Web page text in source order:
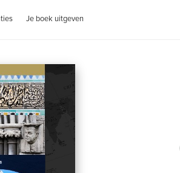
Je boek uitgeven